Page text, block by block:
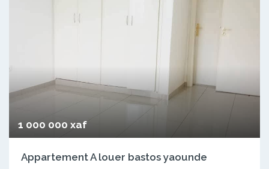
1 000 000 xaf
Appartement A louer bastos yaounde